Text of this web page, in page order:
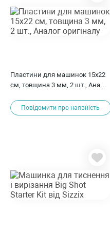
Пластини для машинок 15х22
см, товщина 3 мм, 2 шт., Аналог
Повідомити про наявність